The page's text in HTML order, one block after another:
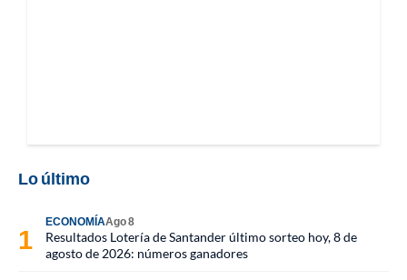
Lo último
ECONOMÍAAgo 8
Resultados Lotería de Santander último sorteo hoy, 8 de
agosto de 2026: números ganadores